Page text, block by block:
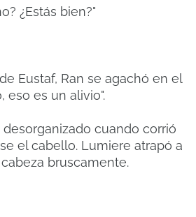
¿Estás bien?"
Eustaf, Ran se agachó en el
eso es un alivio".
cuando corrió
el cabello. Lumiere atrapó a
bruscamente.